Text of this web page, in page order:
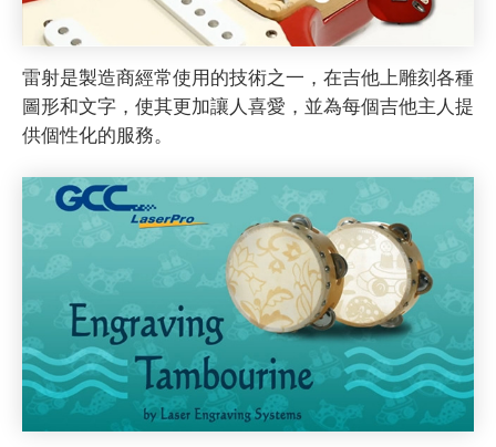
雷射是製造商經常使用的技術之一，在吉他上雕刻各種
圖形和文字，使其更加讓人喜愛，並為每個吉他主人提
供個性化的服務。